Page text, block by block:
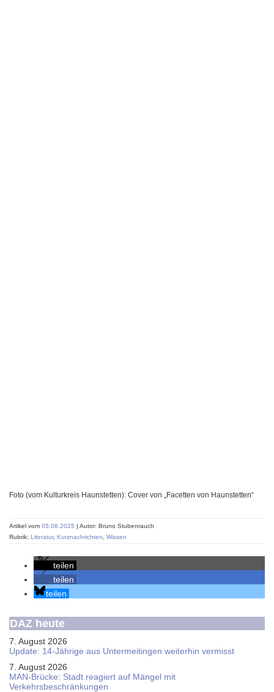
Foto (vom Kulturkreis Haunstetten): Cover von „Facetten von Haunstetten“
Artikel vom 05.08.2025 | Autor: Bruno Stubenrauch
Rubrik: Literatur, Kurznachrichten Wissen
teilen
teilen
teilen
DAZ heute
7. August 2026
Update: 14-Jährige aus Untermeitingen weiterhin vermisst
7. August 2026
MAN-Brücke: Stadt reagiert auf Mängel mit
Verkehrsbeschränkungen